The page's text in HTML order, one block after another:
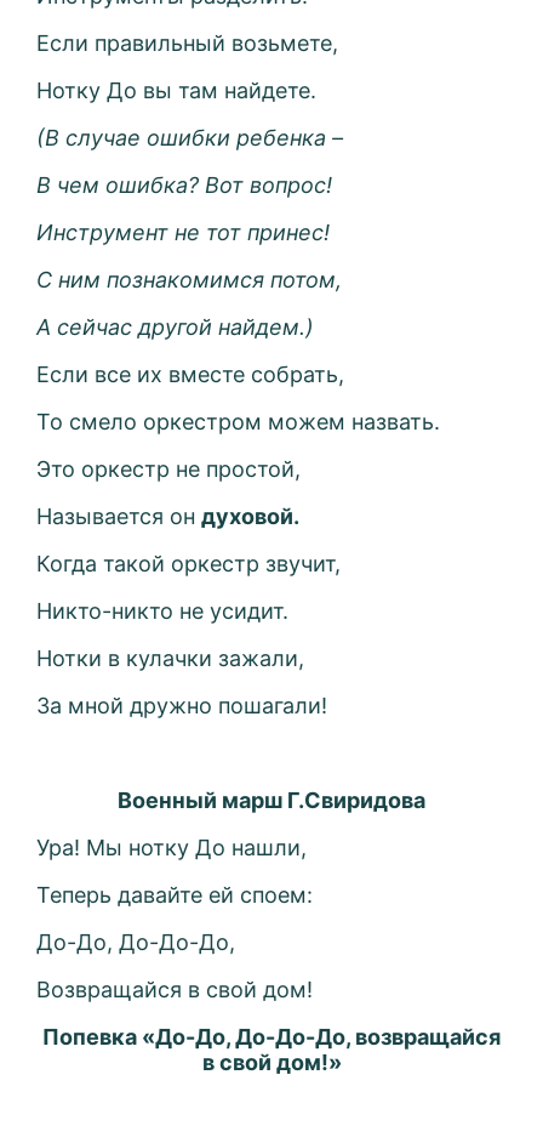
Если правильный возьмете,
Нотку До вы там найдете.
(В случае ошибки ребенка –
В чем ошибка? Вот вопрос!
Инструмент не тот принес!
С ним познакомимся потом,
А сейчас другой найдем.)
Если все их вместе собрать,
То смело оркестром можем назвать.
Это оркестр не простой,
Называется ондуховой.
Когда такой оркестр звучит,
Никто-никто не усидит.
Нотки в кулачки зажали,
За мной дружно пошагали!
Военный марш Г.Свиридова
Ура! Мы нотку До нашли,
Теперь давайте ей споем:
До-До, До-До-До,
Возвращайся в свой дом!
Попевка «До-До, До-До-До, возвращайся
в свой дом!»